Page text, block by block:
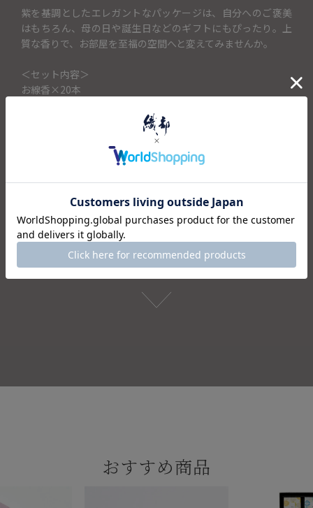
紫を基調としたエレガントなパッケージは、自分へのご褒美
はもちろん、母の日や誕生日などのギフトにもぴったり。上
質な香りで、お部屋を至福の空間へと変えてみませんか。
＜セット内容＞
お線香×20本
仕様
注意事項
おすすめ商品